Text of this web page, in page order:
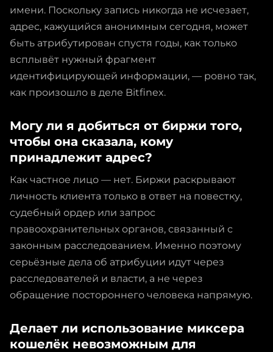
имени. Поскольку запись никогда не исчезает,
адрес, кажущийся анонимным сегодня, может
быть атрибутирован спустя годы, как только
всплывёт нужный фрагмент
идентифицирующей информации, — ровно так,
как произошло в деле Bitfinex.
Могу ли я добиться от биржи того,
чтобы она сказала, кому
принадлежит адрес?
Как частное лицо — нет. Биржи раскрывают
личность клиента только в ответ на повестку,
судебный ордер или запрос
правоохранительных органов, связанный с
законным расследованием. Именно поэтому
серьёзные дела об атрибуции идут через
расследователей и власти, а не через
обращение постороннего человека напрямую.
Делает ли использование миксера
кошелёк невозможным для